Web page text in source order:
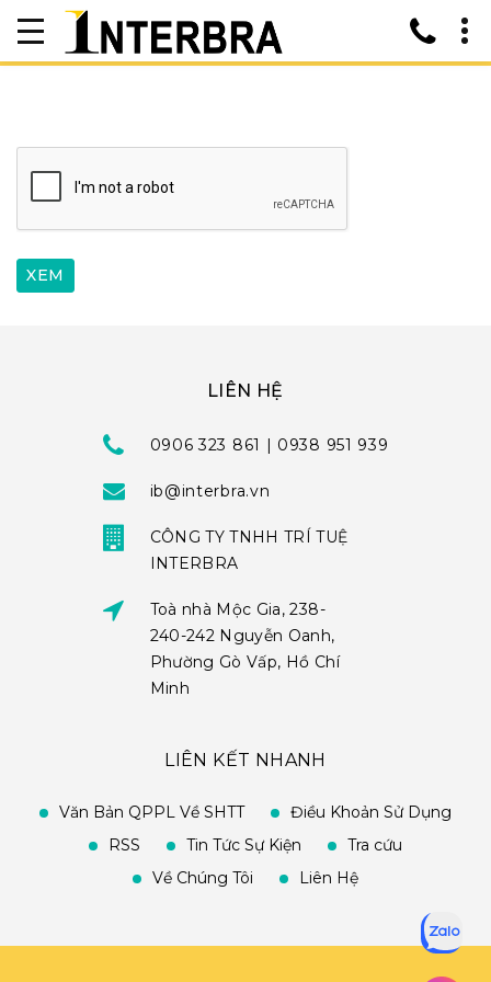
LIÊN HỆ
0906 323 861 | 0938 951 939
ib@interbra.vn
CÔNG TY TNHH TRÍ TUỆ
INTERBRA
Toà nhà Mộc Gia, 238-
240-242 Nguyễn Oanh,
Phường Gò Vấp, Hồ Chí
Minh
LIÊN KẾT NHANH
Văn Bản QPPL Về SHTT
Điều Khoản Sử Dụng
RSS
Tin Tức Sự Kiện
Tra cứu
Về Chúng Tôi
Liên Hệ